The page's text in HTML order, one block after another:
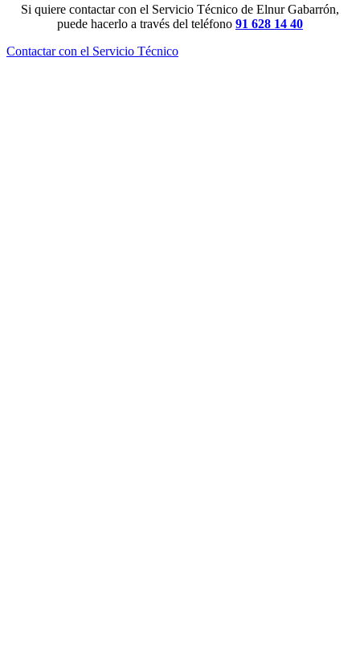
Si quiere contactar con el Servicio Técnico de Elnur Gabarrón,
puede hacerlo a través del teléfono 91 628 14 40
Contactar con el Servicio Técnico